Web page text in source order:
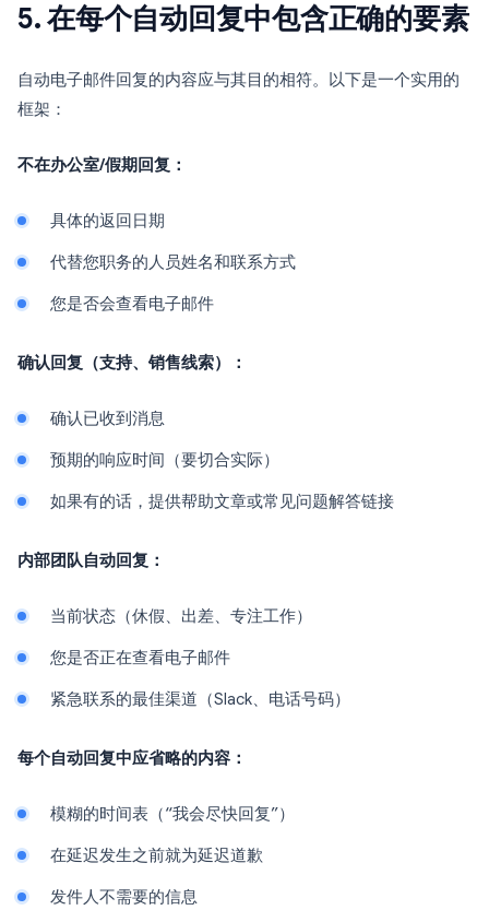
5. 在每个自动回复中包含正确的要素
自动电子邮件回复的内容应与其目的相符。以下是一个实用的
框架：
不在办公室/假期回复：
具体的返回日期
代替您职务的人员姓名和联系方式
您是否会查看电子邮件
确认回复（支持、销售线索）：
确认已收到消息
预期的响应时间（要切合实际）
如果有的话，提供帮助文章或常见问题解答链接
内部团队自动回复：
当前状态（休假、出差、专注工作）
您是否正在查看电子邮件
紧急联系的最佳渠道（Slack、电话号码）
每个自动回复中应省略的内容：
模糊的时间表（“我会尽快回复”）
在延迟发生之前就为延迟道歉
发件人不需要的信息